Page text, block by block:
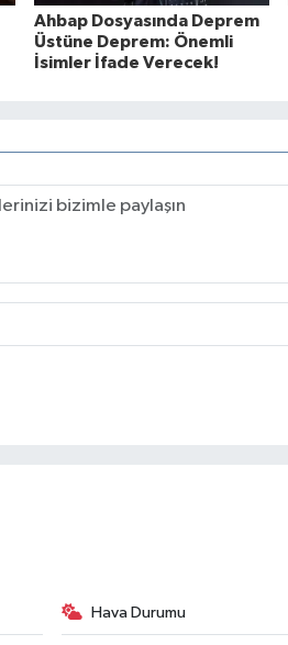
Ahbap Dosyasında Deprem
Üstüne Deprem: Önemli
İsimler İfade Verecek!
Hava Durumu